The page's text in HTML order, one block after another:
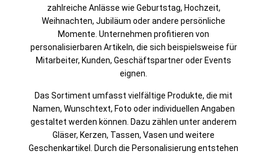
zahlreiche Anlässe wie Geburtstag, Hochzeit,
Weihnachten, Jubiläum oder andere persönliche
Momente. Unternehmen profitieren von
personalisierbaren Artikeln, die sich beispielsweise für
Mitarbeiter, Kunden, Geschäftspartner oder Events
eignen.
Das Sortiment umfasst vielfältige Produkte, die mit
Namen, Wunschtext, Foto oder individuellen Angaben
gestaltet werden können. Dazu zählen unter anderem
Gläser, Kerzen, Tassen, Vasen und weitere
Geschenkartikel. Durch die Personalisierung entstehen